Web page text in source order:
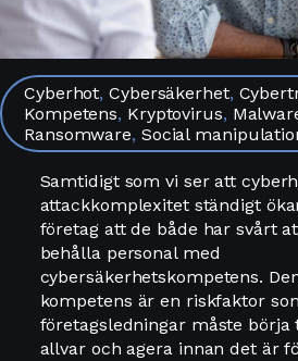
Cyberhot,Cybersäkerhet,
Kompetens, Kryptovirus,
Ransomware, Social
Samtidigt som vi ser att
attackkomplexitet ständigt
företag att de både har svårt
behålla personal med
cybersäkerhetskompetens.
kompetens är en riskfaktor
företagsledningar måste börja
allvar och agera innan det är